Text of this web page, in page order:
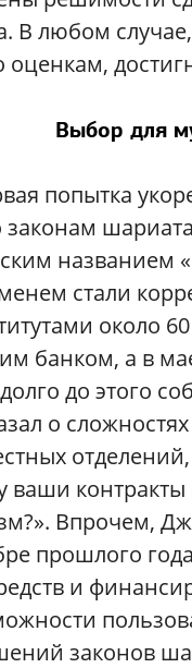
В любом
Выбор для
попытка
названием
стали
около
банком, а в
до этого
о
ваши
Впрочем,
прошлого
и
законов